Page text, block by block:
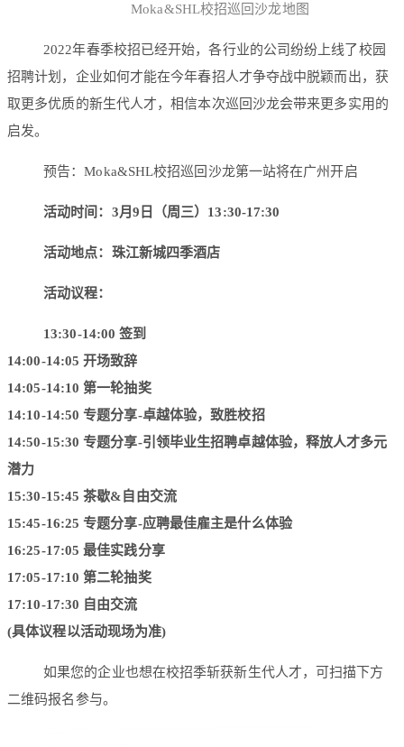
Moka&SHL校招巡回沙龙地图
2022年春季校招已经开始，各行业的公司纷纷上线了校园
招聘计划，企业如何才能在今年春招人才争夺战中脱颖而出，获
取更多优质的新生代人才，相信本次巡回沙龙会带来更多实用的
启发。
预告：Moka&SHL校招巡回沙龙第一站将在广州开启
活动时间：3月9日（周三）13:30-17:30
活动地点：珠江新城四季酒店
活动议程：
13:30-14:00 签到
14:00-14:05 开场致辞
14:05-14:10 第一轮抽奖
14:10-14:50 专题分享-卓越体验，致胜校招
14:50-15:30 专题分享-引领毕业生招聘卓越体验，释放人才多元
潜力
15:30-15:45 茶歇&自由交流
15:45-16:25 专题分享-应聘最佳雇主是什么体验
16:25-17:05 最佳实践分享
17:05-17:10 第二轮抽奖
17:10-17:30 自由交流
(具体议程以活动现场为准)
如果您的企业也想在校招季斩获新生代人才，可扫描下方
二维码报名参与。